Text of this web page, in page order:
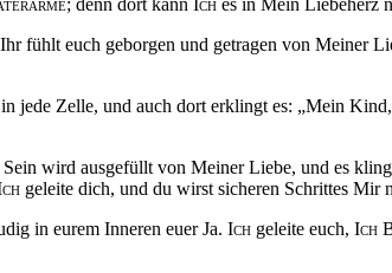
fühlt euch geborgen und getragen von Meiner
jede Zelle, und auch dort erklingt es: „Mein Kind,
wird ausgefüllt von Meiner Liebe, und es
geleite dich, und du wirst sicheren Schrittes Mir
in eurem Inneren euer Ja. Ich geleite euch, Ich